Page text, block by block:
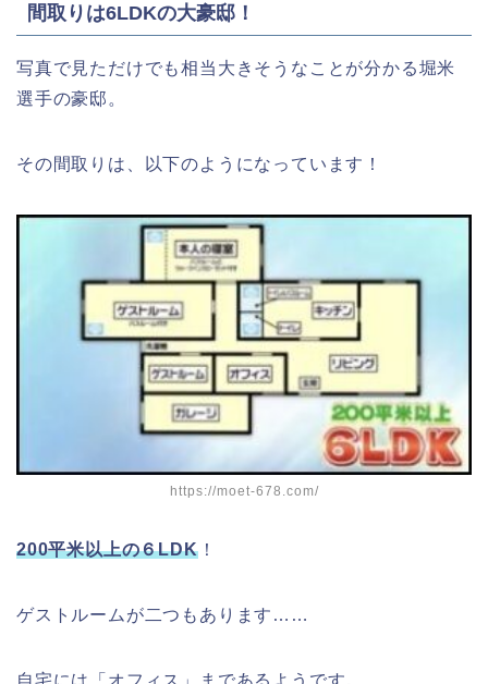
間取りは6LDKの大豪邸！
写真で見ただけでも相当大きそうなことが分かる堀米
選手の豪邸。
その間取りは、以下のようになっています！
https://moet-678.com/
200平米以上の６LDK！
ゲストルームが二つもあります……
自宅には「オフィス」まであるようです。